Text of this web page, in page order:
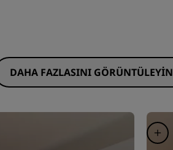
DAHA FAZLASINI GÖRÜNTÜLEYIN